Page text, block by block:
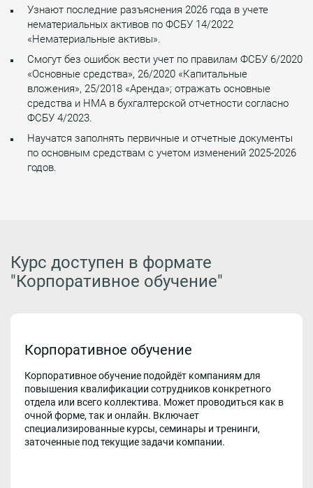
Узнают последние разъяснения 2026 года в учете
нематериальных активов по ФСБУ 14/2022
«Нематериальные активы».
Смогут без ошибок вести учет по правилам ФСБУ 6/2020
«Основные средства», 26/2020 «Капитальные
вложения», 25/2018 «Аренда»; отражать основные
средства и НМА в бухгалтерской отчетности согласно
ФСБУ 4/2023.
Научатся заполнять первичные и отчетные документы
по основным средствам с учетом изменений 2025-2026
годов.
Курс доступен в формате
"Корпоративное обучение"
Корпоративное обучение
Корпоративное обучение подойдёт компаниям для
повышения квалификации сотрудников конкретного
отдела или всего коллектива. Может проводиться как в
очной форме, так и онлайн. Включает
специализированные курсы, семинары и тренинги,
заточенные под текущие задачи компании.